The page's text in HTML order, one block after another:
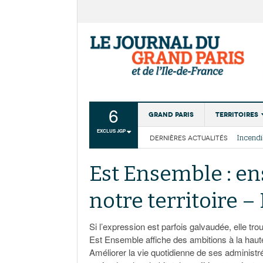
6
EXCLUS JGP
Grand Paris Territoires
Institutions
Services
DERNIÈRES ACTUALITÉS
La
Est Ensemble :
notre territoire –
Si l’expression est parfois galvaudée, elle
Est Ensemble affiche des ambitions à la
Améliorer la vie quotidienne de ses